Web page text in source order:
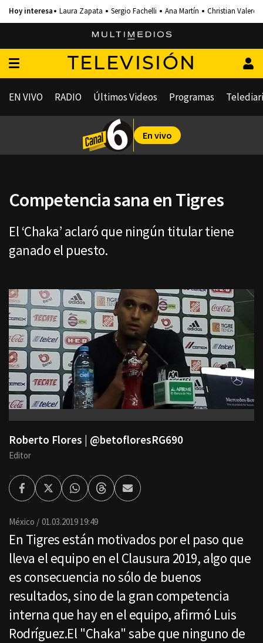
Laura Zapata Sergio Fachelli Ana Martín Christian Valero
TELEVISIÓN
EN VIVO RADIO Últimos Videos Programas
En vivo
Competencia sana en Tigres
El ‘Chaka’ aclaró que ningún titular tiene
ganado el puesto.
Roberto Flores | @betofloresRG690
Editor
FacebookTwitterWhatsappThreadsEnviar
por
México 01.03.2019 19:49
En Tigres están motivados por el paso que
lleva el equipo en el Clausura 2019, algo que
es consecuencia no sólo de buenos
resultados, sino de la gran competencia
interna que hay en el equipo, afirmó Luis
Rodríguez.El "Chaka" sabe que ninguno de